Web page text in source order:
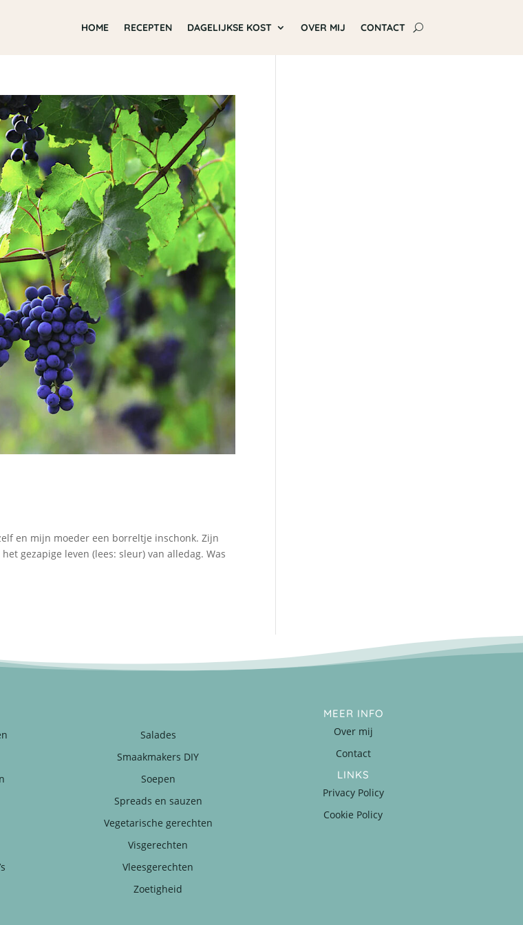
HOME RECEPTEN DAGELIJKSE KOST OVER MIJ CONTACT
en mijn moeder een borreltje inschonk. Zijn
gezapige leven (lees: sleur) van alledag. Was
Salades
Smaakmakers DIY
Soepen
Spreads en sauzen
Vegetarische gerechten
Visgerechten
Vleesgerechten
Zoetigheid
MEER INFO
Over mij
Contact
LINKS
Privacy Policy
Cookie Policy